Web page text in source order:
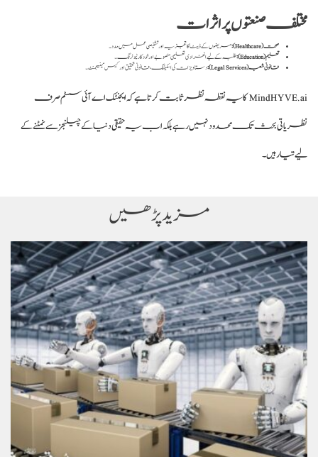
مختلف صنعتوں پر اثرات
صحت (Healthcare):
مریضوں کے ڈیٹا کا تجزیہ اور تشخیصی عمل میں مدد۔
تعلیم (Education):
طلبہ کے لیے انفرادی تعلیمی منصوبے اور خودکار ٹیوٹرنگ۔
قانونی شعبہ (Legal Services):
دستاویزات کی اسکیننگ، قانونی تحقیق اور کیس مینیجمنٹ۔
MindHYVE.ai کا یہ نقطہ نظر ثابت کرتا ہے کہ ایجنٹک اے آئی سسٹم صرف
نظریاتی بحث تک محدود نہیں رہے بلکہ اب یہ حقیقی دنیا کے چیلنجز سے نمٹنے کے
لیے تیار ہیں۔
مزید پڑھیں